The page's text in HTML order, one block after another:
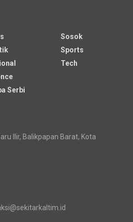
Serbi
Sosok
Sports
Tech
Ilir, Balikpapan Barat, Kota